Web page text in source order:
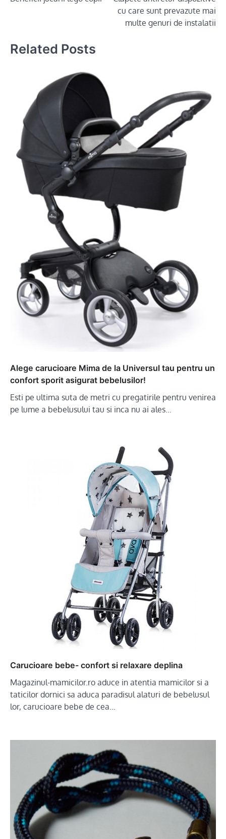
navigation
cu care sunt prevazute mai
multe genuri de instalatii
Related Posts
Alege carucioare Mima de la Universul tau pentru un
confort sporit asigurat bebelusilor!
Esti pe ultima suta de metri cu pregatirile pentru venirea
pe lume a bebelusului tau si inca nu ai ales…
Carucioare bebe- confort si relaxare deplina
Magazinul-mamicilor.ro aduce in atentia mamicilor si a
taticilor dornici sa aduca paradisul alaturi de bebelusul
lor, carucioare bebe de cea…